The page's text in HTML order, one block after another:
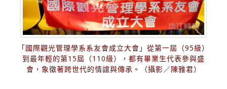
「國際觀光管理學系系友會成立大會」從第一屆（95級）
到最年輕的第15屆（110級），都有畢業生代表參與盛
會，象徵著跨世代的情誼與傳承。（攝影／陳雅君）